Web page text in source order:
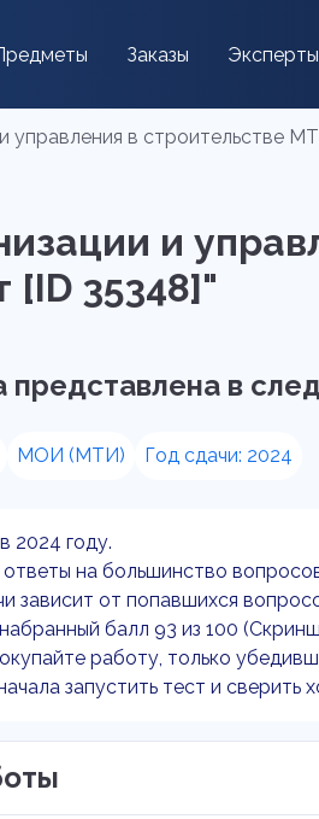
Заказы Эксперты
управления в строительстве
и
[ID 35348]"
представлена в
МОИ (МТИ) Год сдачи: 2024
2024 году.
на большинство
зависит от попавшихся
балл 93 из 100
работу, только
запустить тест и сверить